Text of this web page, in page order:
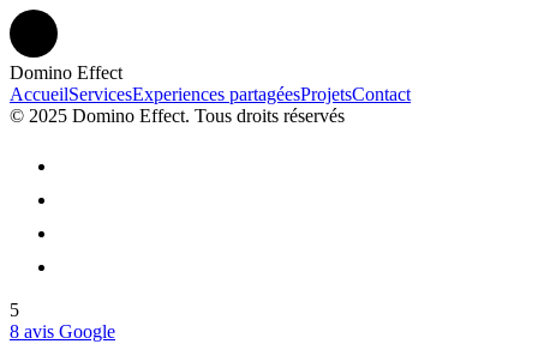
Domino Effect
AccueilServicesExperiences partagéesProjetsContact
© 2025 Domino Effect. Tous droits réservés
5
8 avis Google